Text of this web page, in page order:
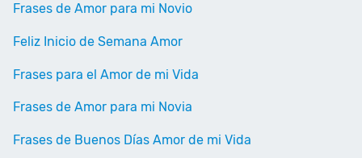
Frases de Amor para mi Novio
Feliz Inicio de Semana Amor
Frases para el Amor de mi Vida
Frases de Amor para mi Novia
Frases de Buenos Días Amor de mi Vida